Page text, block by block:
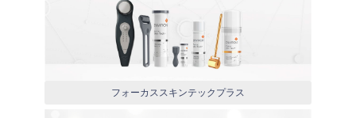
フォーカススキンテックプラス